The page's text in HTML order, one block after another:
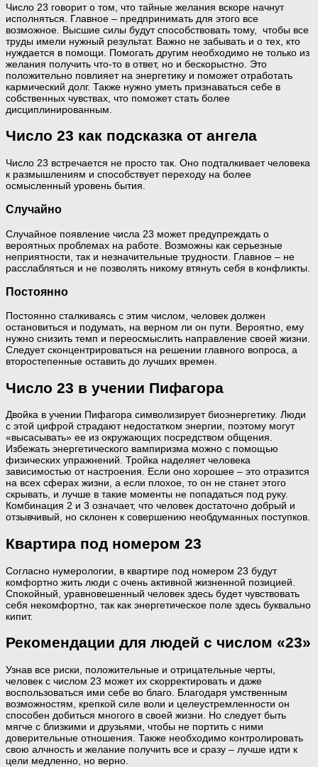
Число 23 говорит о том, что тайные желания вскоре начнут
исполняться. Главное – предпринимать для этого все
возможное. Высшие силы будут способствовать тому, чтобы все
труды имели нужный результат. Важно не забывать и о тех, кто
нуждается в помощи. Помогать другим необходимо не только из
желания получить что-то в ответ, но и бескорыстно. Это
положительно повлияет на энергетику и поможет отработать
кармический долг. Также нужно уметь признаваться себе в
собственных чувствах, что поможет стать более
дисциплинированным.
Число 23 как подсказка от ангела
Число 23 встречается не просто так. Оно подталкивает человека
к размышлениям и способствует переходу на более
осмысленный уровень бытия.
Случайно
Случайное появление числа 23 может предупреждать о
вероятных проблемах на работе. Возможны как серьезные
неприятности, так и незначительные трудности. Главное – не
расслабляться и не позволять никому втянуть себя в конфликты.
Постоянно
Постоянно сталкиваясь с этим числом, человек должен
остановиться и подумать, на верном ли он пути. Вероятно, ему
нужно снизить темп и переосмыслить направление своей жизни.
Следует сконцентрироваться на решении главного вопроса, а
второстепенные оставить до лучших времен.
Число 23 в учении Пифагора
Двойка в учении Пифагора символизирует биоэнергетику. Люди
с этой цифрой страдают недостатком энергии, поэтому могут
«высасывать» ее из окружающих посредством общения.
Избежать энергетического вампиризма можно с помощью
физических упражнений. Тройка наделяет человека
зависимостью от настроения. Если оно хорошее – это отразится
на всех сферах жизни, а если плохое, то он не станет этого
скрывать, и лучше в такие моменты не попадаться под руку.
Комбинация 2 и 3 означает, что человек достаточно добрый и
отзывчивый, но склонен к совершению необдуманных поступков.
Квартира под номером 23
Согласно нумерологии, в квартире под номером 23 будут
комфортно жить люди с очень активной жизненной позицией.
Спокойный, уравновешенный человек здесь будет чувствовать
себя некомфортно, так как энергетическое поле здесь буквально
кипит.
Рекомендации для людей с числом «23»
Узнав все риски, положительные и отрицательные черты,
человек с числом 23 может их скорректировать и даже
воспользоваться ими себе во благо. Благодаря умственным
возможностям, крепкой силе воли и целеустремленности он
способен добиться многого в своей жизни. Но следует быть
мягче с близкими и друзьями, чтобы не портить с ними
доверительные отношения. Также необходимо контролировать
свою алчность и желание получить все и сразу – лучше идти к
цели медленно, но верно.